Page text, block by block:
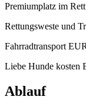
Premiumplatz im
Rettungsweste und
Fahrradtransport
Liebe Hunde kosten
Ablauf